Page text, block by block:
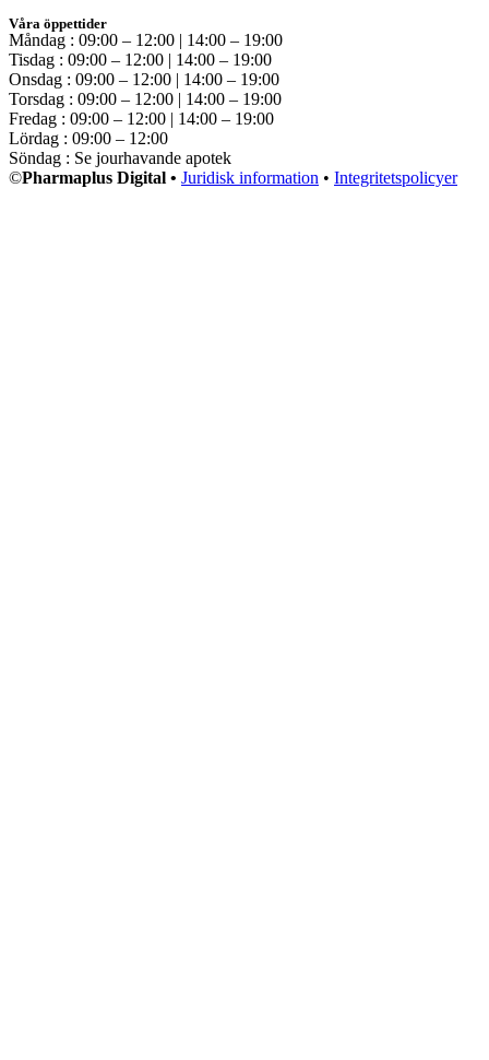
Våra öppettider
Måndag : 09:00 – 12:00 | 14:00 – 19:00
Tisdag : 09:00 – 12:00 | 14:00 – 19:00
Onsdag : 09:00 – 12:00 | 14:00 – 19:00
Torsdag : 09:00 – 12:00 | 14:00 – 19:00
Fredag : 09:00 – 12:00 | 14:00 – 19:00
Lördag : 09:00 – 12:00
Söndag : Se jourhavande apotek
©Pharmaplus Digital • Juridisk information • Integritetspolicyer